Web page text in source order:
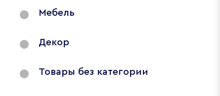
Мебель
Декор
Товары без категории